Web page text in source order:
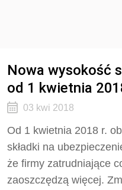
Nowa wysokość
od 1 kwietnia
03 kwi 2018
Od 1 kwietnia 2018 r.
składki na
że firmy zatrudniające
zaoszczędzą więcej.